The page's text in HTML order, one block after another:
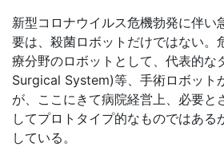
新型コロナウイルス危機勃発に伴い
要は、殺菌ロボットだけではない。
療分野のロボットとして、代表的な
Surgical System)等、手術ロボット
が、ここにきて病院経営上、必要と
してプロトタイプ的なものではある
している。